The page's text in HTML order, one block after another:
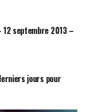
12 septembre 2013 –
jours pour